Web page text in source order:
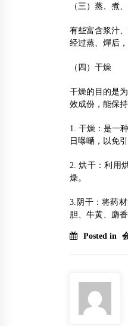
（三）蒸、煮
有些富含浆汁
经过蒸、燀后
（四）干燥
干燥的目的是
效成份，能保
1. 干燥：是一
日曝嗮，以免
2. 烘干：利用
燥。
3.阴干：将药
胆、牛黄、麝香
Posted in